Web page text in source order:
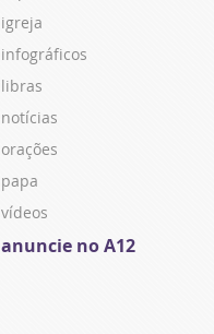
igreja
infográficos
libras
notícias
orações
papa
vídeos
anuncie no A12